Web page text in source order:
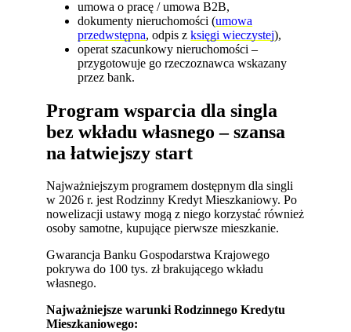
umowa o pracę / umowa B2B,
dokumenty nieruchomości (umowa
przedwstępna, odpis zksięgi wieczystej),
operat szacunkowy nieruchomości –
przygotowuje go rzeczoznawca wskazany
przez bank.
Program wsparcia dla singla
bez wkładu własnego – szansa
na łatwiejszy start
Najważniejszym programem dostępnym dla singli
w 2026 r. jest Rodzinny Kredyt Mieszkaniowy. Po
nowelizacji ustawy mogą z niego korzystać również
osoby samotne, kupujące pierwsze mieszkanie.
Gwarancja Banku Gospodarstwa Krajowego
pokrywa do 100 tys. zł brakującego wkładu
własnego.
Najważniejsze warunki Rodzinnego Kredytu
Mieszkaniowego: